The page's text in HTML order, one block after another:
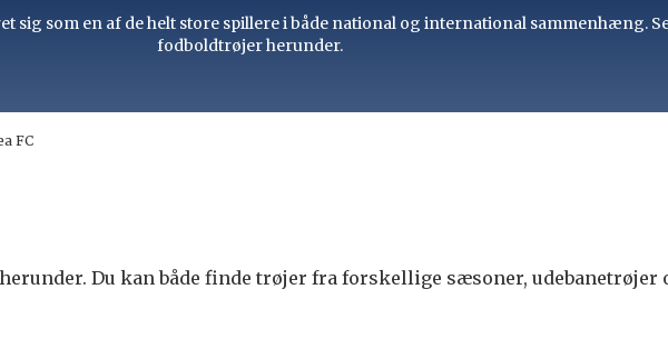
sig som en af de helt store spillere i både national og international sammenhæng.
fodboldtrøjer herunder.
FC
Du kan både finde trøjer fra forskellige sæsoner, udebanetrøjer